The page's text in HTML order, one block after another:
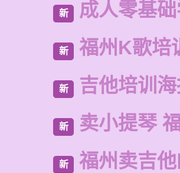
新 成人零基
新 福州K歌培
新 吉他培训
新 卖小提琴
新 福州卖吉